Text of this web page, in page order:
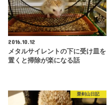
2016.10.12
メタルサイレントの下に受け皿を
置くと掃除が楽になる話
栗剣山日記